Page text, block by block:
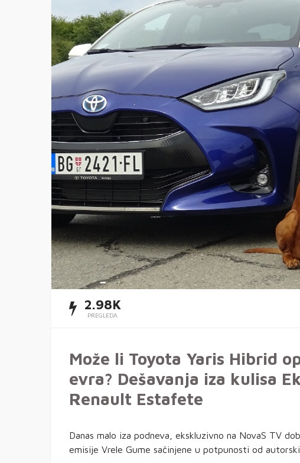
2.98K
PREGLEDA
Može li Toyota Yaris Hibrid
evra? Dešavanja iza kulisa
Renault Estafete
Danas malo iza podneva, ekskluzivno na NovaS TV
emisije Vrele Gume sačinjene u potpunosti od